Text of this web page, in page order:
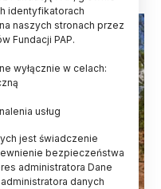
identyfikatorach
naszych stronach przez
Fundacji PAP.
wyłącznie w celach:
usług
jest świadczenie
bezpieczeństwa
administratora Dane
danych